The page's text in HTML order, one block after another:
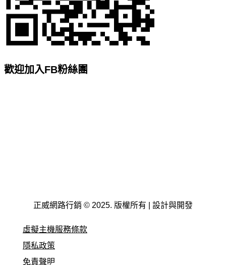
歡迎加入FB粉絲團
正威網路行銷 © 2025. 版權所有 | 設計與開發
虛擬主機服務條款
隱私政策
免責聲明